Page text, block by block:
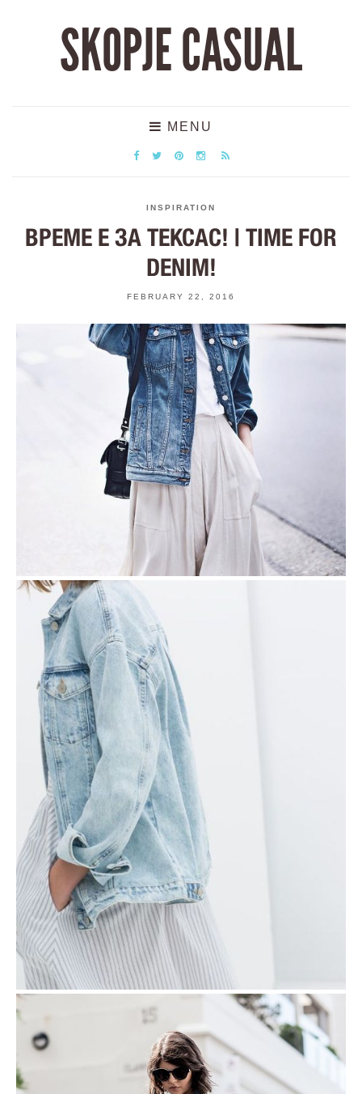
SKOPJE CASUAL
MENU
INSPIRATION
ВРЕМЕ Е ЗА ТЕКСАС! | TIME FOR
DENIM!
FEBRUARY 22, 2016